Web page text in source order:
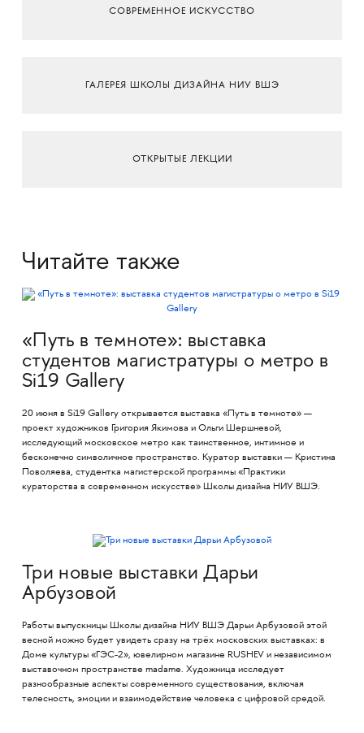
СОВРЕМЕННОЕ ИСКУССТВО
ГАЛЕРЕЯ ШКОЛЫ ДИЗАЙНА НИУ ВШЭ
ОТКРЫТЫЕ ЛЕКЦИИ
Читайте также
«Путь в темноте»: выставка
студентов магистратуры о метро в
Si19 Gallery
20 июня в Si19 Gallery открывается выставка «Путь в темноте» —
проект художников Григория Якимова и Ольги Шершневой,
исследующий московское метро как таинственное, интимное и
бесконечно символичное пространство. Куратор выставки — Кристина
Поволяева, студентка магистерской программы «Практики
кураторства в современном искусстве» Школы дизайна НИУ ВШЭ.
Три новые выставки Дарьи
Арбузовой
Работы выпускницы Школы дизайна НИУ ВШЭ Дарьи Арбузовой этой
весной можно будет увидеть сразу на трёх московских выставках: в
Доме культуры «ГЭС-2», ювелирном магазине RUSHEV и независимом
выставочном пространстве madame. Художница исследует
разнообразные аспекты современного существования, включая
телесность, эмоции и взаимодействие человека с цифровой средой.